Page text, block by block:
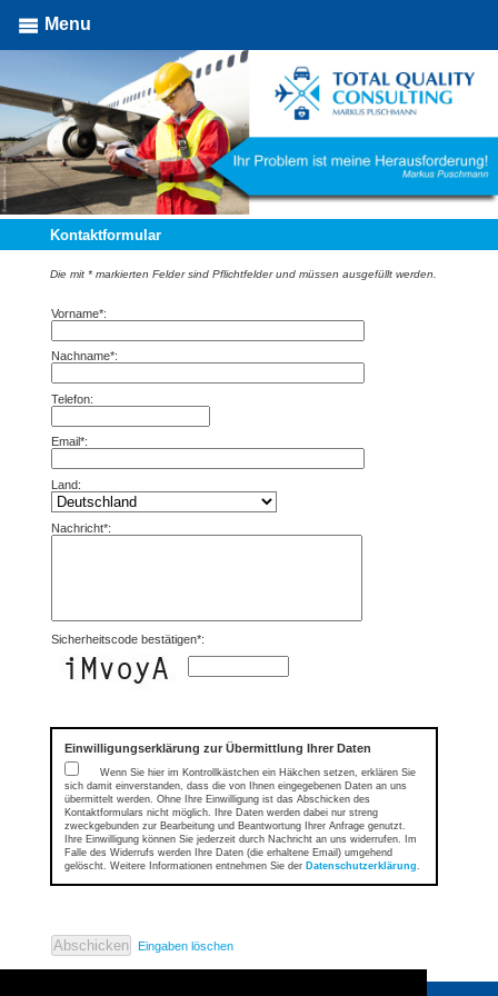
Menu
Kontaktformular
Die mit * markierten Felder sind Pflichtfelder und müssen ausgefüllt werden.
Vorname*:
Nachname*:
Telefon:
Email*:
Land:
Nachricht*:
Sicherheitscode bestätigen*:
Einwilligungserklärung zur Übermittlung Ihrer Daten
Wenn Sie hier im Kontrollkästchen ein Häkchen setzen, erklären Sie
sich damit einverstanden, dass die von Ihnen eingegebenen Daten an uns
übermittelt werden. Ohne Ihre Einwilligung ist das Abschicken des
Kontaktformulars nicht möglich. Ihre Daten werden dabei nur streng
zweckgebunden zur Bearbeitung und Beantwortung Ihrer Anfrage genutzt.
Ihre Einwilligung können Sie jederzeit durch Nachricht an uns widerrufen. Im
Falle des Widerrufs werden Ihre Daten (die erhaltene Email) umgehend
gelöscht. Weitere Informationen entnehmen Sie der Datenschutzerklärung.
Eingaben löschen